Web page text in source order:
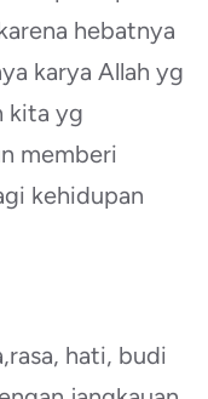
hebatnya
karya Allah yg
kita yg
memberi
kehidupan
hati, budi